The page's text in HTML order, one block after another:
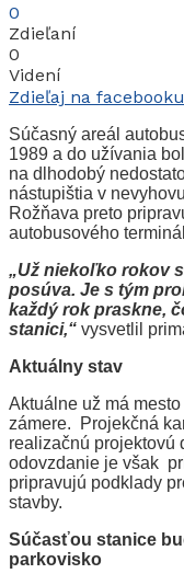
0
Zdieľaní
0
Videní
Zdieľaj na facebooku
Súčasný areál
1989 a do užívania
na dlhodobý
nástupištia v
Rožňava preto
autobusového
„Už niekoľko rokov
posúva. Je s tým
každý rok praskne,
stanici,“ vysvetlil
Aktuálny stav
Aktuálne už má
zámere. Projekčná
realizačnú projektovú
odovzdanie je však
pripravujú podklady
stavby.
Súčasťou stanice
parkovisko